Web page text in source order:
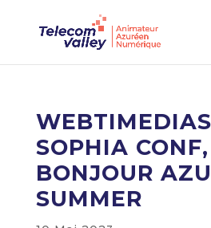
SOPHIA
BONJOUR
SUMMER